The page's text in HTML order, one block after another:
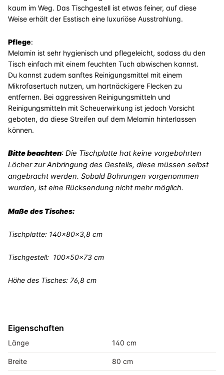
kaum im Weg. Das Tischgestell ist etwas feiner, auf diese
Weise erhält der Esstisch eine luxuriöse Ausstrahlung.
Pflege:
Melamin ist sehr hygienisch und pflegeleicht, sodass du den
Tisch einfach mit einem feuchten Tuch abwischen kannst.
Du kannst zudem sanftes Reinigungsmittel mit einem
Mikrofasertuch nutzen, um hartnäckigere Flecken zu
entfernen. Bei aggressiven Reinigungsmitteln und
Reinigungsmitteln mit Scheuerwirkung ist jedoch Vorsicht
geboten, da diese Streifen auf dem Melamin hinterlassen
können.
Bitte beachten: Die Tischplatte hat keine vorgebohrten
Löcher zur Anbringung des Gestells, diese müssen selbst
angebracht werden. Sobald Bohrungen vorgenommen
wurden, ist eine Rücksendung nicht mehr möglich.
Maße des Tisches:
Tischplatte: 140x80x3,8 cm
Tischgestell: 100x50x73 cm
Höhe des Tisches: 76,8 cm
Eigenschaften
Länge 140 cm
Breite 80 cm